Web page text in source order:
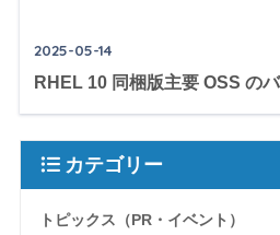
2025-05-14
RHEL 10 同梱版主要 OSS の
カテゴリー
トピックス（PR・イベント）